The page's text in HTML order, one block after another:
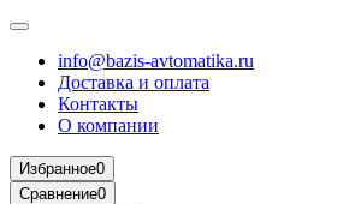
info@bazis-avtomatika.ru
Доставка и оплата
Контакты
О компании
Избранное0
Сравнение0